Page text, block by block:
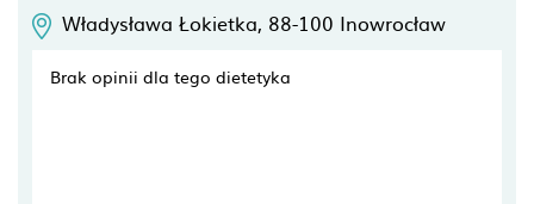
Władysława Łokietka, 88-100 Inowrocław
Brak opinii dla tego dietetyka